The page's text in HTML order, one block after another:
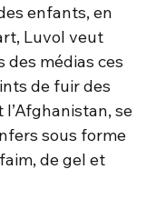
enfants, en
Luvol veut
des médias ces
de fuir des
l’Afghanistan, se
sous forme
de gel et